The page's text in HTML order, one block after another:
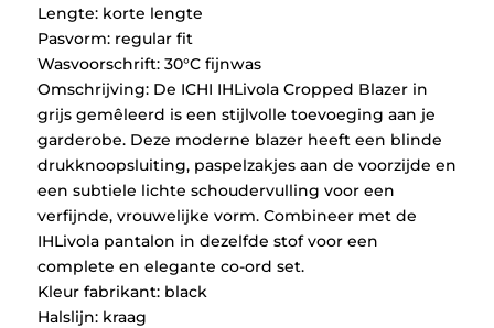
Lengte: korte lengte
Pasvorm: regular fit
Wasvoorschrift: 30°C fijnwas
Omschrijving: De ICHI IHLivola Cropped Blazer in
grijs gemêleerd is een stijlvolle toevoeging aan je
garderobe. Deze moderne blazer heeft een blinde
drukknoopsluiting, paspelzakjes aan de voorzijde en
een subtiele lichte schoudervulling voor een
verfijnde, vrouwelijke vorm. Combineer met de
IHLivola pantalon in dezelfde stof voor een
complete en elegante co-ord set.
Kleur fabrikant: black
Halslijn: kraag